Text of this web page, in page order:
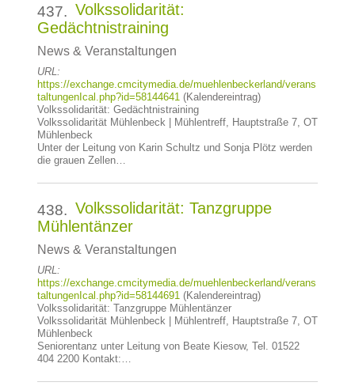
437. Volkssolidarität:
Gedächtnistraining
News & Veranstaltungen
URL:
https://exchange.cmcitymedia.de/muehlenbeckerland/verans
taltungenIcal.php?id=58144641(Kalendereintrag)
Volkssolidarität: Gedächtnistraining
Volkssolidarität Mühlenbeck | Mühlentreff, Hauptstraße 7, OT
Mühlenbeck
Unter der Leitung von Karin Schultz und Sonja Plötz werden
die grauen Zellen…
438. Volkssolidarität: Tanzgruppe
Mühlentänzer
News & Veranstaltungen
URL:
https://exchange.cmcitymedia.de/muehlenbeckerland/verans
taltungenIcal.php?id=58144691(Kalendereintrag)
Volkssolidarität: Tanzgruppe Mühlentänzer
Volkssolidarität Mühlenbeck | Mühlentreff, Hauptstraße 7, OT
Mühlenbeck
Seniorentanz unter Leitung von Beate Kiesow, Tel. 01522
404 2200 Kontakt:…